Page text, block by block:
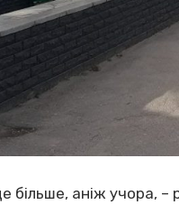
більше, аніж учора, –